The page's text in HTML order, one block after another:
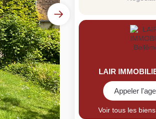
Gratuit
Estimez votre bien en ligne.
LAIR
Appeler
Voir tous les